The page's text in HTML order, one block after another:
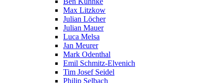
Max Litzkow
Julian Löcher
Julian Mauer
Luca Melsa
Jan Meurer
Mark Odenthal
Emil Schmitz-Elvenich
Tim Josef Seidel
Philip Selbach